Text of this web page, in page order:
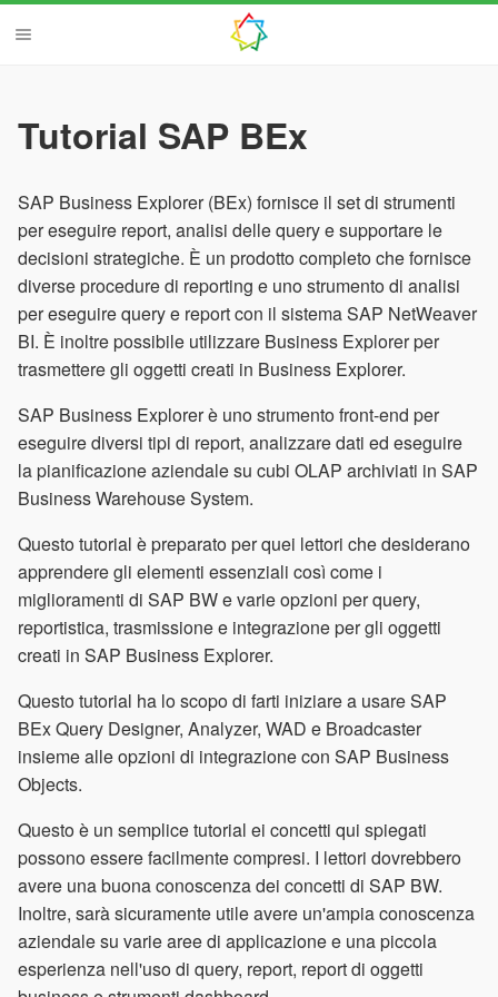
Tutorial SAP BEx
SAP Business Explorer (BEx) fornisce il set di strumenti
per eseguire report, analisi delle query e supportare le
decisioni strategiche. È un prodotto completo che fornisce
diverse procedure di reporting e uno strumento di analisi
per eseguire query e report con il sistema SAP NetWeaver
BI. È inoltre possibile utilizzare Business Explorer per
trasmettere gli oggetti creati in Business Explorer.
SAP Business Explorer è uno strumento front-end per
eseguire diversi tipi di report, analizzare dati ed eseguire
la pianificazione aziendale su cubi OLAP archiviati in SAP
Business Warehouse System.
Questo tutorial è preparato per quei lettori che desiderano
apprendere gli elementi essenziali così come i
miglioramenti di SAP BW e varie opzioni per query,
reportistica, trasmissione e integrazione per gli oggetti
creati in SAP Business Explorer.
Questo tutorial ha lo scopo di farti iniziare a usare SAP
BEx Query Designer, Analyzer, WAD e Broadcaster
insieme alle opzioni di integrazione con SAP Business
Objects.
Questo è un semplice tutorial ei concetti qui spiegati
possono essere facilmente compresi. I lettori dovrebbero
avere una buona conoscenza dei concetti di SAP BW.
Inoltre, sarà sicuramente utile avere un'ampia conoscenza
aziendale su varie aree di applicazione e una piccola
esperienza nell'uso di query, report, report di oggetti